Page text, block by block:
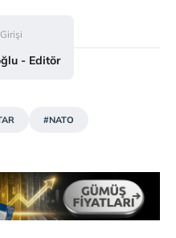
yer alan panel
ilişkin detaylı bilgi
çerezlerle ilgili bilgi
- Editör
#NATO